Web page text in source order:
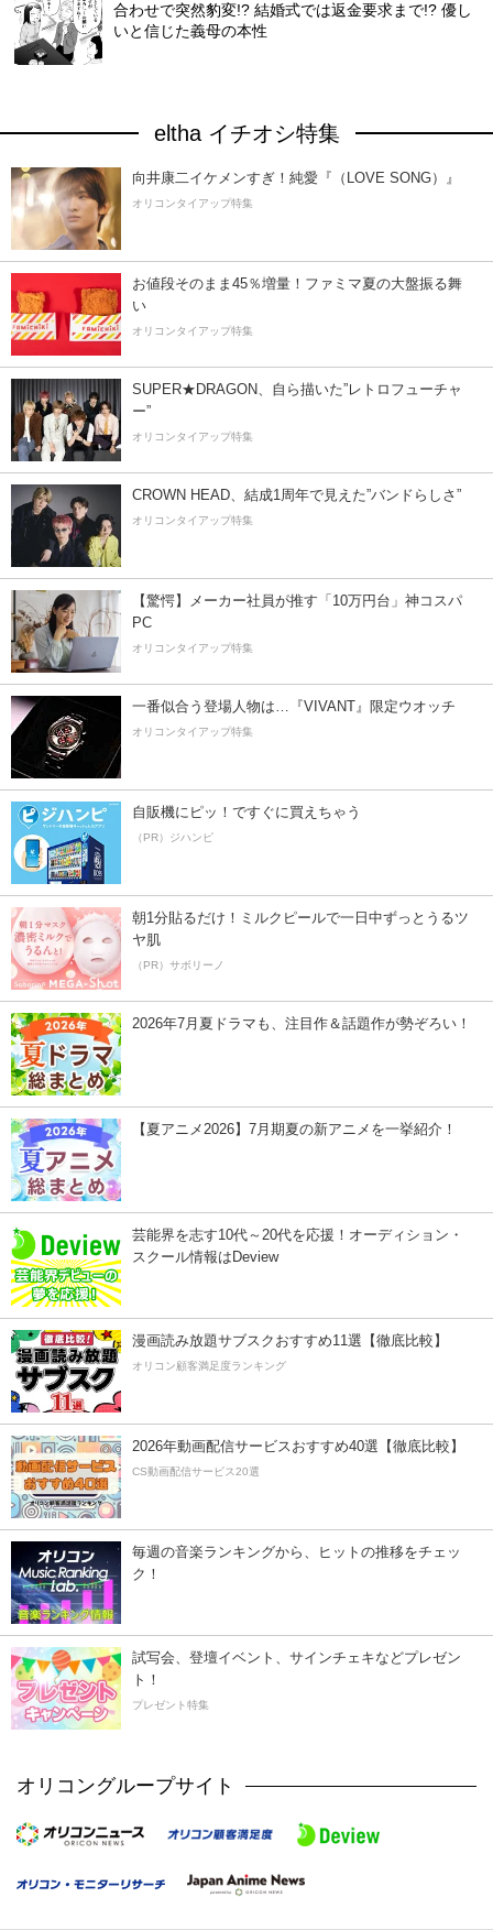
合わせで突然豹変!? 結婚式では返金要求まで!? 優し
いと信じた義母の本性
eltha イチオシ特集
向井康二イケメンすぎ！純愛『（LOVE SONG）』
オリコンタイアップ特集
お値段そのまま45％増量！ファミマ夏の大盤振る舞
い
オリコンタイアップ特集
SUPER★DRAGON、自ら描いた”レトロフューチャ
ー”
オリコンタイアップ特集
CROWN HEAD、結成1周年で見えた”バンドらしさ”
オリコンタイアップ特集
【驚愕】メーカー社員が推す「10万円台」神コスパ
PC
オリコンタイアップ特集
一番似合う登場人物は…『VIVANT』限定ウオッチ
オリコンタイアップ特集
自販機にピッ！ですぐに買えちゃう
（PR）ジハンピ
朝1分貼るだけ！ミルクピールで一日中ずっとうるツ
ヤ肌
（PR）サボリーノ
2026年7月夏ドラマも、注目作＆話題作が勢ぞろい！
【夏アニメ2026】7月期夏の新アニメを一挙紹介！
芸能界を志す10代～20代を応援！オーディション・
スクール情報はDeview
漫画読み放題サブスクおすすめ11選【徹底比較】
オリコン顧客満足度ランキング
2026年動画配信サービスおすすめ40選【徹底比較】
CS動画配信サービス20選
毎週の音楽ランキングから、ヒットの推移をチェッ
ク！
試写会、登壇イベント、サインチェキなどプレゼン
ト！
プレゼント特集
オリコングループサイト